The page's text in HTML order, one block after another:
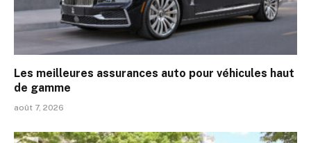
Les meilleures assurances auto pour véhicules haut
de gamme
août 7, 2026